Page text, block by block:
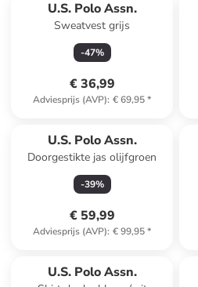
U.S. Polo Assn.
Sweatvest grijs
-47%
€ 36,99
Adviesprijs (AVP): € 69,95*
U.S. Polo Assn.
Doorgestikte jas olijfgroen
-39%
€ 59,99
Adviesprijs (AVP): € 99,95*
U.S. Polo Assn.